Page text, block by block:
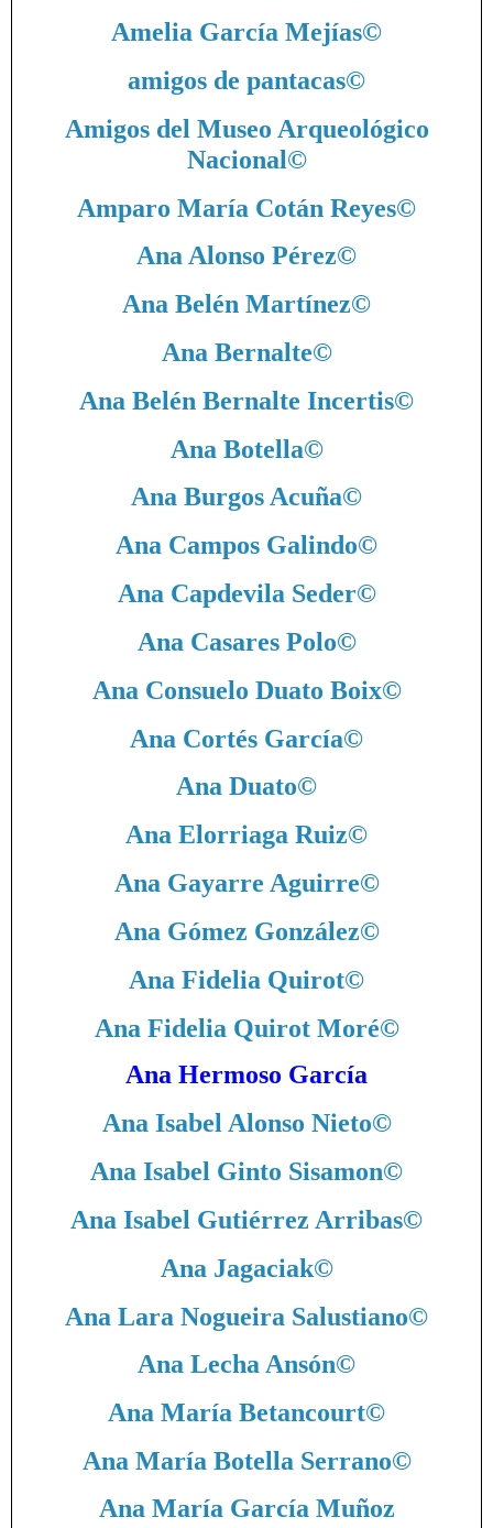
Amelia García Mejías©
amigos de pantacas©
Amigos del Museo Arqueológico
Nacional©
Amparo María Cotán Reyes©
Ana Alonso Pérez©
Ana Belén Martínez©
Ana Bernalte©
Ana Belén Bernalte Incertis©
Ana Botella©
Ana Burgos Acuña©
Ana Campos Galindo©
Ana Capdevila Seder©
Ana Casares Polo©
Ana Consuelo Duato Boix©
Ana Cortés García©
Ana Duato©
Ana Elorriaga Ruiz©
Ana Gayarre Aguirre©
Ana Gómez González©
Ana Fidelia Quirot©
Ana Fidelia Quirot Moré©
Ana Hermoso García
Ana Isabel Alonso Nieto©
Ana Isabel Ginto Sisamon©
Ana Isabel Gutiérrez Arribas©
Ana Jagaciak©
Ana Lara Nogueira Salustiano©
Ana Lecha Ansón©
Ana María Betancourt©
Ana María Botella Serrano©
Ana María García Muñoz